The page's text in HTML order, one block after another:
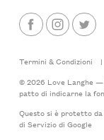
Termini & Condizioni |
© 2026 Love Langhe
patto di indicarne la
Questo si è protetto
di Serviziodi Google